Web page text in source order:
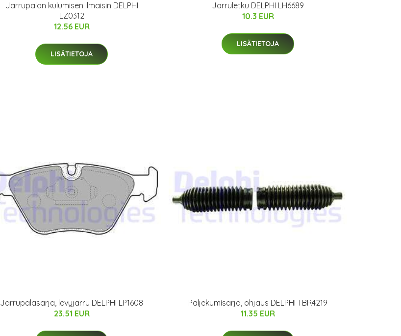
Jarrupalan kulumisen ilmaisin DELPHI
LZ0312
12.56 EUR
LISÄTIETOJA
Jarruletku DELPHI LH6689
10.3 EUR
LISÄTIETOJA
Jarrupalasarja, levyjarru DELPHI LP1608
23.51 EUR
Paljekumisarja, ohjaus DELPHI TBR4219
11.35 EUR